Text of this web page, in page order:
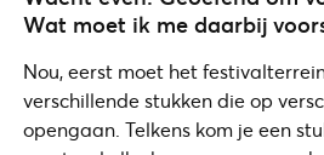
Wat moet ik me daarbij
Nou, eerst moet het
verschillende stukken die op
opengaan. Telkens kom je een